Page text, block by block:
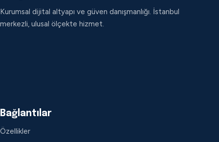
Kurumsal dijital altyapı ve güven danışmanlığı. İstanbul
merkezli, ulusal ölçekte hizmet.
Bağlantılar
Özellikler